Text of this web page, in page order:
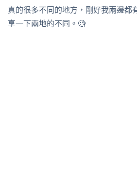
真的很多不同的地方，剛好我兩邊都
享一下兩地的不同。🧐